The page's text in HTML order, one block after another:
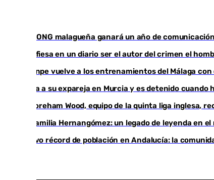
Una ONG malagueña ganará un año de
Confiesa en un diario ser el autor del crimen el
Juanpe vuelve a los entrenamientos del Málaga
Mata a su expareja en Murcia y es detenido cuando
El Boreham Wood, equipo de la quinta liga
La familia Hernangómez: un legado de leyenda en
Nuevo récord de población en Andalucía: la